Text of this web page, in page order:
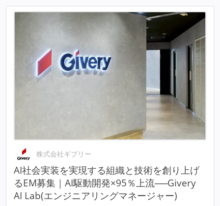
株式会社ギブリー
AI社会実装を実現する組織と技術を創り上げ
るEM募集｜AI駆動開発×95％上流──Givery
AI Lab(エンジニアリングマネージャー)